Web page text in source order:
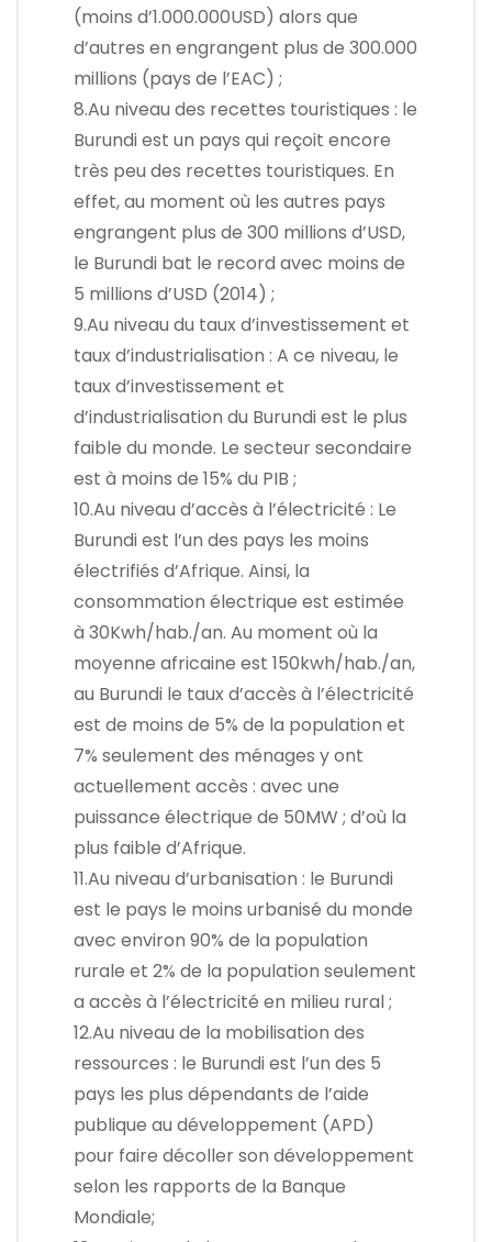
(moins d’1.000.000USD) alors que
d’autres en engrangent plus de 300.000
millions (pays de l’EAC) ;
8.Au niveau des recettes touristiques : le
Burundi est un pays qui reçoit encore
très peu des recettes touristiques. En
effet, au moment où les autres pays
engrangent plus de 300 millions d’USD,
le Burundi bat le record avec moins de
5 millions d’USD (2014) ;
9.Au niveau du taux d’investissement et
taux d’industrialisation : A ce niveau, le
taux d’investissement et
d’industrialisation du Burundi est le plus
faible du monde. Le secteur secondaire
est à moins de 15% du PIB ;
10.Au niveau d’accès à l’électricité : Le
Burundi est l’un des pays les moins
électrifiés d’Afrique. Ainsi, la
consommation électrique est estimée
à 30Kwh/hab./an. Au moment où la
moyenne africaine est 150kwh/hab./an,
au Burundi le taux d’accès à l’électricité
est de moins de 5% de la population et
7% seulement des ménages y ont
actuellement accès : avec une
puissance électrique de 50MW ; d’où la
plus faible d’Afrique.
11.Au niveau d’urbanisation : le Burundi
est le pays le moins urbanisé du monde
avec environ 90% de la population
rurale et 2% de la population seulement
a accès à l’électricité en milieu rural ;
12.Au niveau de la mobilisation des
ressources : le Burundi est l’un des 5
pays les plus dépendants de l’aide
publique au développement (APD)
pour faire décoller son développement
selon les rapports de la Banque
Mondiale;